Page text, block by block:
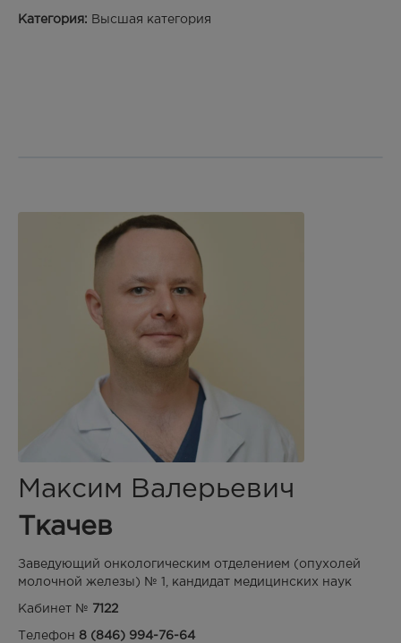
Категория: Высшая категория
Максим Валерьевич
Ткачев
Заведующий онкологическим отделением (опухолей
молочной железы) № 1, кандидат медицинских наук
Кабинет № 7122
Телефон 8 (846) 994-76-64